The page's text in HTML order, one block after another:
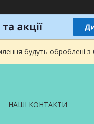
будуть оброблені
НАШІ КОНТАКТИ